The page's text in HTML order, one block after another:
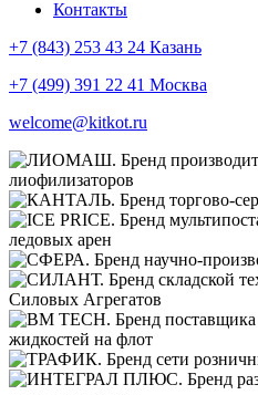
Контакты
+7 (843) 253 43 24 Казань
+7 (499) 391 22 41 Москва
welcome@kitkot.ru